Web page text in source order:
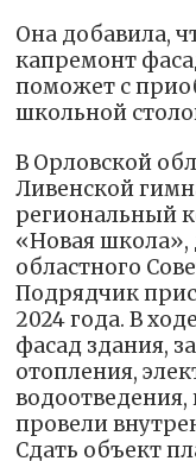
Она добавила,
капремонт
поможет с
школьной
В Орловской
Ливенской
региональный
«Новая школа»,
областного
Подрядчик
2024 года. В
фасад здания,
отопления,
провели
Сдать объект